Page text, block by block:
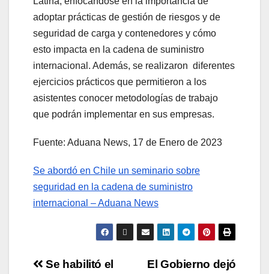
adoptar prácticas de gestión de riesgos y de
seguridad de carga y contenedores y cómo
esto impacta en la cadena de suministro
internacional. Además, se realizaron diferentes
ejercicios prácticos que permitieron a los
asistentes conocer metodologías de trabajo
que podrán implementar en sus empresas.
Fuente: Aduana News, 17 de Enero de 2023
Se abordó en Chile un seminario sobre
seguridad en la cadena de suministro
internacional – Aduana News
El Gobierno dejó
Se habilitó el